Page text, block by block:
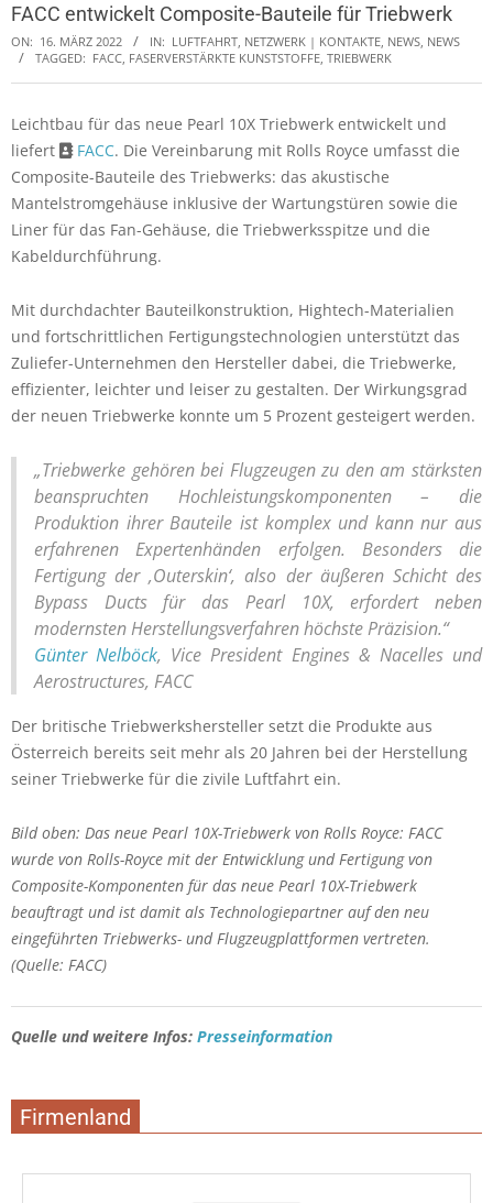
FACC entwickelt Composite-Bauteile für Triebwerk
ON: 16. MÄRZ 2022 IN: LUFTFAHRT NETZWERK | KONTAKTE, NEWS NEWS
TAGGED: FACC FASERVERSTÄRKTE KUNSTSTOFFE TRIEBWERK
Leichtbau für das neue Pearl 10X Triebwerk entwickelt und
liefert
FACC. Die Vereinbarung mit Rolls Royce umfasst die
Composite-Bauteile des Triebwerks: das akustische
Mantelstromgehäuse inklusive der Wartungstüren sowie die
Liner für das Fan-Gehäuse, die Triebwerksspitze und die
Kabeldurchführung.
Mit durchdachter Bauteilkonstruktion, Hightech-Materialien
und fortschrittlichen Fertigungstechnologien unterstützt das
Zuliefer-Unternehmen den Hersteller dabei, die Triebwerke,
effizienter, leichter und leiser zu gestalten. Der Wirkungsgrad
der neuen Triebwerke konnte um 5 Prozent gesteigert werden.
„Triebwerke gehören bei Flugzeugen zu den am stärksten
beanspruchten Hochleistungskomponenten – die
Produktion ihrer Bauteile ist komplex und kann nur aus
erfahrenen Expertenhänden erfolgen. Besonders die
Fertigung der ‚Outerskin‘, also der äußeren Schicht des
Bypass Ducts für das Pearl 10X, erfordert neben
modernsten Herstellungsverfahren höchste Präzision.“
Günter Nelböck, Vice President Engines & Nacelles und
Aerostructures, FACC
Der britische Triebwerkshersteller setzt die Produkte aus
Österreich bereits seit mehr als 20 Jahren bei der Herstellung
seiner Triebwerke für die zivile Luftfahrt ein.
Bild oben: Das neue Pearl 10X-Triebwerk von Rolls Royce: FACC
wurde von Rolls-Royce mit der Entwicklung und Fertigung von
Composite-Komponenten für das neue Pearl 10X-Triebwerk
beauftragt und ist damit als Technologiepartner auf den neu
eingeführten Triebwerks- und Flugzeugplattformen vertreten.
(Quelle: FACC)
Quelle und weitere Infos: Presseinformation
Firmenland